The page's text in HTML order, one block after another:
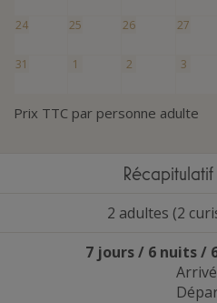
24 25 26 27
31 1 2 3
Prix TTC par personne adulte
2 adultes (2
7 jours / 6 nuits /